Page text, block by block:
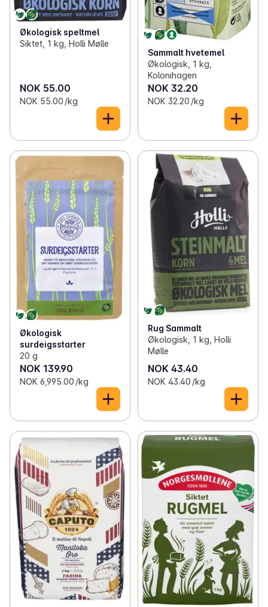
Økologisk speltmel
Siktet, 1 kg, Holli Mølle
NOK 55.00
NOK 55.00 /kg
Sammalt hvetemel
Økologisk, 1 kg,
Kolonihagen
NOK 32.20
NOK 32.20 /kg
Økologisk
surdeigsstarter
20 g
NOK 139.90
NOK 6,995.00 /kg
Rug Sammalt
Økologisk, 1 kg, Holli
Mølle
NOK 43.40
NOK 43.40 /kg